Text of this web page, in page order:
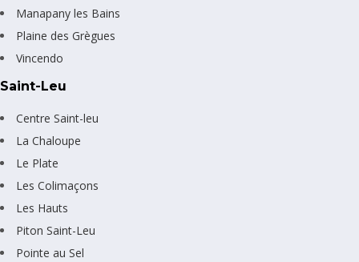
Manapany les Bains
Plaine des Grègues
Vincendo
Saint-Leu
Centre Saint-leu
La Chaloupe
Le Plate
Les Colimaçons
Les Hauts
Piton Saint-Leu
Pointe au Sel